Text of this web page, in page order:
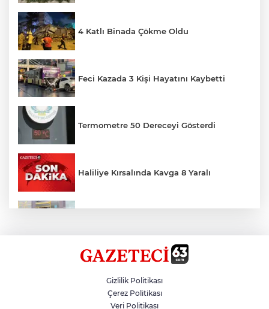
4 Katlı Binada Çökme Oldu
Feci Kazada 3 Kişi Hayatını Kaybetti
Termometre 50 Dereceyi Gösterdi
Haliliye Kırsalında Kavga 8 Yaralı
Hikmet Başak’tan Ulaşım Çalışması
Gizlilik Politikası
Çerez Politikası
Veri Politikası